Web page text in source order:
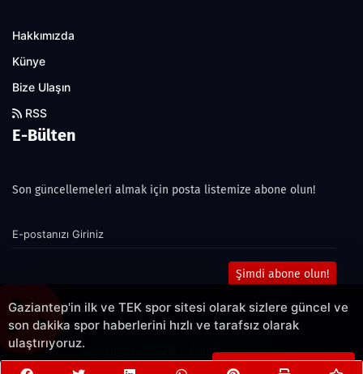
Hakkımızda
Künye
Bize Ulaşın
RSS
E-Bülten
Son güncellemeleri almak için posta listemize abone olun!
Şimdi abone olun!
Copyright 2022© - Allright reserved.
Gaziantep'in ilk ve TEK spor sitesi olarak sizlere güncel ve
son dakika spor haberlerini hızlı ve tarafsız olarak
ulaştırıyoruz.
Çerezleri Kabul Et